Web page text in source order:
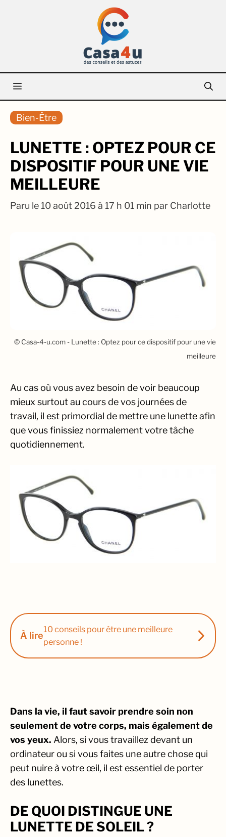
Menu
Bien-Être
LUNETTE : OPTEZ POUR CE
DISPOSITIF POUR UNE VIE
MEILLEURE
Paru le 10 août 2016 à 17 h 01 min par Charlotte
© Casa-4-u.com - Lunette : Optez pour ce dispositif pour une vie
meilleure
Au cas où vous avez besoin de voir beaucoup
mieux surtout au cours de vos journées de
travail, il est primordial de mettre une lunette afin
que vous finissiez normalement votre tâche
quotidiennement.
À lire
10 conseils pour être une meilleure
personne !
Dans la vie, il faut savoir prendre soin non
seulement de votre corps, mais également de
vos yeux. Alors, si vous travaillez devant un
ordinateur ou si vous faites une autre chose qui
peut nuire à votre œil, il est essentiel de porter
des lunettes.
DE QUOI DISTINGUE UNE
LUNETTE DE SOLEIL ?